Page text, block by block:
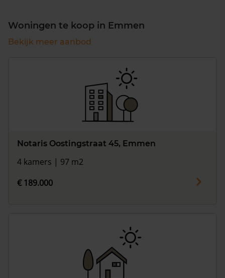
Woningen te koop in Emmen
Bekijk meer aanbod
Notaris Oostingstraat 45, Emmen
4 kamers | 97 m2
€ 189.000